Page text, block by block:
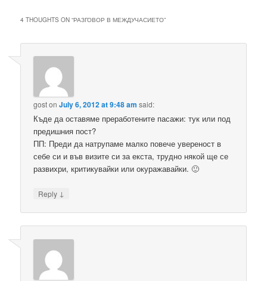
4 THOUGHTS ON “РАЗГОВОР В МЕЖДУЧАСИЕТО”
gostonJuly 6, 2012 at 9:48 am said:
Къде да оставяме преработените пасажи: тук или под
предишния пост?
ПП: Преди да натрупаме малко повече увереност в
себе си и във визите си за екста, трудно някой ще се
развихри, критикувайки или окуражавайки. 🙂
Reply ↓